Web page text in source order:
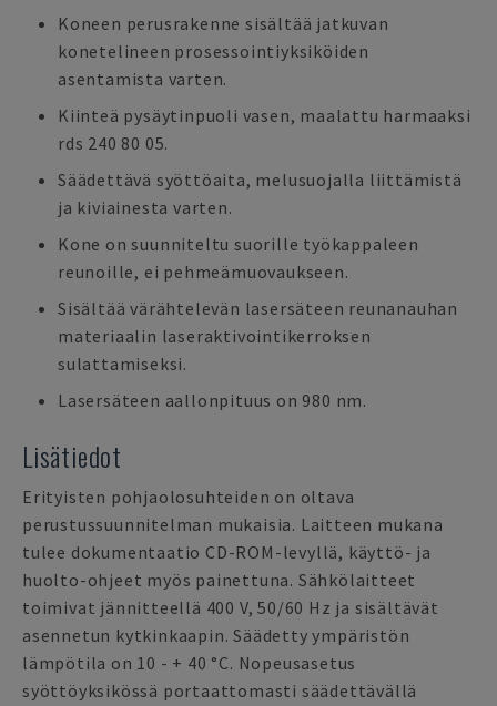
Koneen perusrakenne sisältää jatkuvan
konetelineen prosessointiyksiköiden
asentamista varten.
Kiinteä pysäytinpuoli vasen, maalattu harmaaksi
rds 240 80 05.
Säädettävä syöttöaita, melusuojalla liittämistä
ja kiviainesta varten.
Kone on suunniteltu suorille työkappaleen
reunoille, ei pehmeämuovaukseen.
Sisältää värähtelevän lasersäteen reunanauhan
materiaalin laseraktivointikerroksen
sulattamiseksi.
Lasersäteen aallonpituus on 980 nm.
Lisätiedot
Erityisten pohjaolosuhteiden on oltava
perustussuunnitelman mukaisia. Laitteen mukana
tulee dokumentaatio CD-ROM-levyllä, käyttö- ja
huolto-ohjeet myös painettuna. Sähkölaitteet
toimivat jännitteellä 400 V, 50/60 Hz ja sisältävät
asennetun kytkinkaapin. Säädetty ympäristön
lämpötila on 10 - + 40 °C. Nopeusasetus
syöttöyksikössä portaattomasti säädettävällä